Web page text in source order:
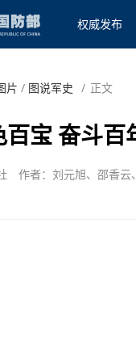
权威发布
片 / 图说军史 / 正文
百宝 奋斗
作者：刘元旭、邵香云